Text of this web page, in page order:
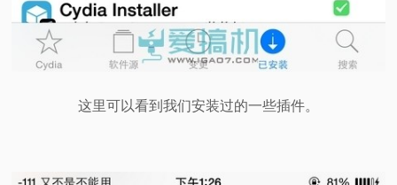
这里可以看到我们安装过的一些插件。